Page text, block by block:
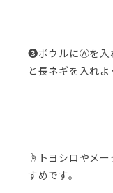
❸ボウルにⒶを入
と長ネギを入れ
☝トヨシロやメー
すめです。